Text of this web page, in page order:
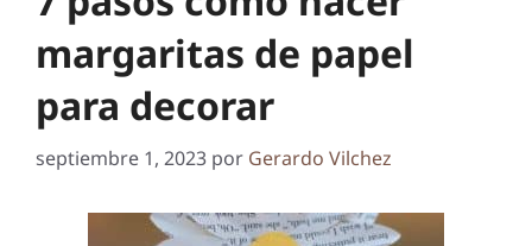
margaritas de papel
para decorar
septiembre 1, 2023 por Gerardo Vilchez